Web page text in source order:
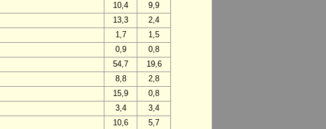
10,4
9,9
13,3
2,4
1,7
1,5
0,9
0,8
54,7
19,6
8,8
2,8
15,9
0,8
3,4
3,4
10,6
5,7